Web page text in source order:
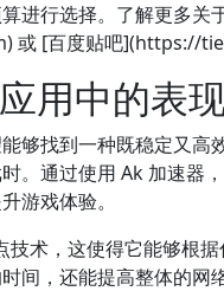
进行选择。了解更多关
[百度贴吧](https://
用中的表
够找到一种既稳定又高
。通过使用 Ak 加速器
游戏体验。
术，这使得它能够根
间，还能提高整体的